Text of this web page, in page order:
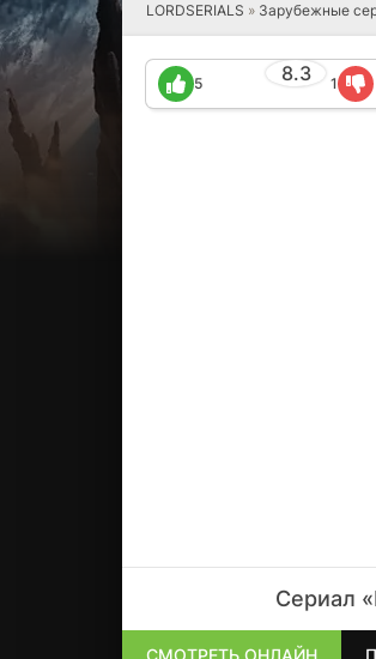
LORDSERIALS » Зарубежные
8.3
5 1
Сериал
СМОТРЕТЬ ОНЛАЙН